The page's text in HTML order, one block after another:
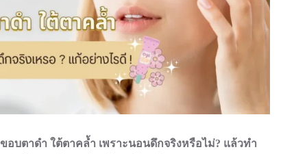
ขอบตาดำ ใต้ตาคล้ำ เพราะนอนดึกจริงหรือไม่? แล้วทำ